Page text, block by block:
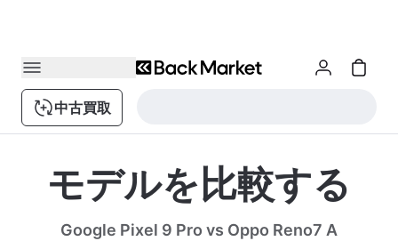
中古買取
モデルを比較する
Google Pixel 9 Pro vs Oppo Reno7 A